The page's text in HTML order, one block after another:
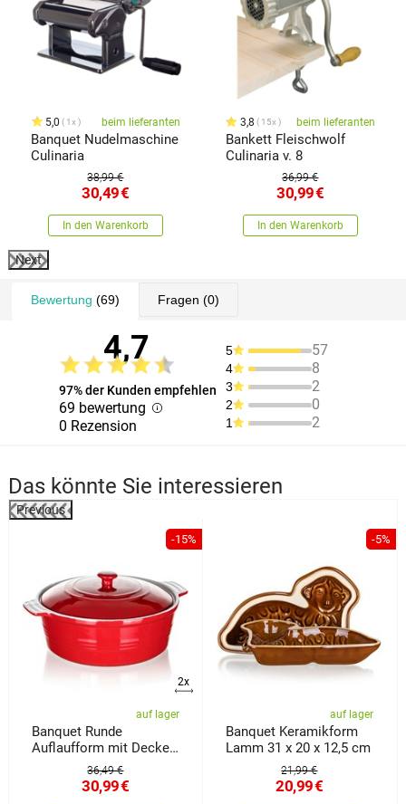
5,0 1x beim lieferanten
Banquet Nudelmaschine
Culinaria
38,99 €
30,49€
In den Warenkorb
3,8 15x beim lieferanten
Bankett Fleischwolf
Culinaria v. 8
36,99 €
30,99€
In den Warenkorb
Next
Bewertung (69) Fragen (0)
4,7
97% der Kunden empfehlen
69 bewertung
0 Rezension
5 57
4 8
3 2
2 0
1 2
Das könnte Sie interessieren
Previous
-15%
2x
auf lager
Banquet Runde
Auflaufform mit Deckel
Culinaria Red 3 l
36,49 €
30,99€
-5%
auf lager
Banquet Keramikform
Lamm 31 x 20 x 12,5 cm
21,99 €
20,99€